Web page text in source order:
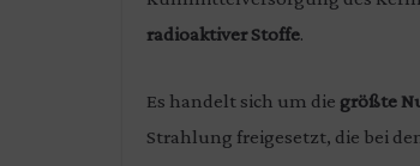
radioaktiver Stoffe.
Es handelt sich um die größte
Strahlung freigesetzt, die bei